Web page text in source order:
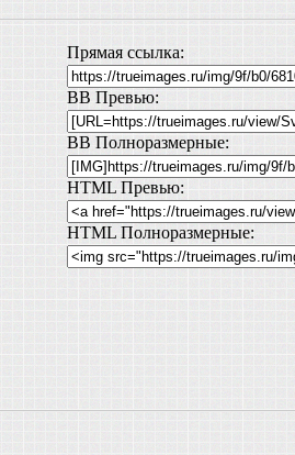
Прямая ссылка:
BB Превью:
BB Полноразмерные:
HTML Превью:
HTML Полноразмерные: